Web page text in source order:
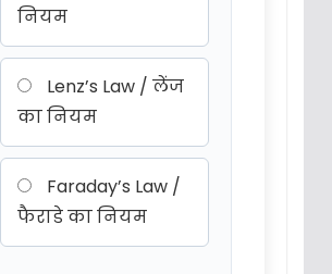
नियम
Lenz’s Law / लेंज
का नियम
Faraday’s Law /
फैराडे का नियम